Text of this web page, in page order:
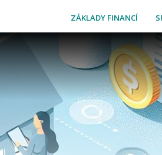
ZÁKLADY FINANCÍ